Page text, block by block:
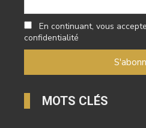
En continuant, vous
confidentialité
MOTS CLÉS